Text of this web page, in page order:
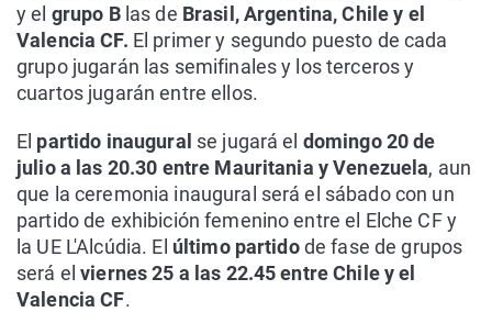
y el grupo Blas de Brasil, Argentina, Chile y el
Valencia CF. El primer y segundo puesto de cada
grupo jugarán las semifinales y los terceros y
cuartos jugarán entre ellos.
El partido inaugural se jugará el domingo 20 de
julio a las 20.30 entre Mauritania y Venezuela, aun
que la ceremonia inaugural será el sábado con un
partido de exhibición femenino entre el Elche CF y
la UE L'Alcúdia. El último partidode fase de grupos
será elviernes 25 a las 22.45 entre Chile y el
Valencia CF.